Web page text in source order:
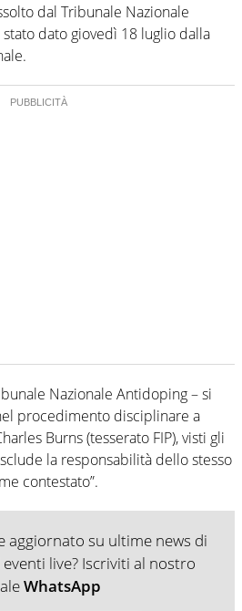
dal Tribunale Nazionale
dato giovedì 18 luglio dalla
Nazionale Antidoping – si
procedimento disciplinare a
Burns (tesserato FIP), visti gli
la responsabilità dello stesso
contestato”.
aggiornato su ultime news di
live? Iscriviti al nostro
WhatsApp